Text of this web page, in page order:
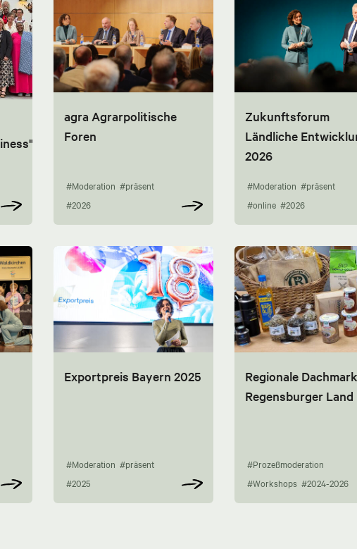
agra Agrarpolitische
Foren
#Moderation #präsent
#2026
Zukunftsforum
Ländliche
2026
#Moderation #präsent
#online #2026
Exportpreis Bayern 2025
#Moderation #präsent
#2025
Regionale
Regensburger Land
#Prozeßmoderation
#Workshops #2024-2026